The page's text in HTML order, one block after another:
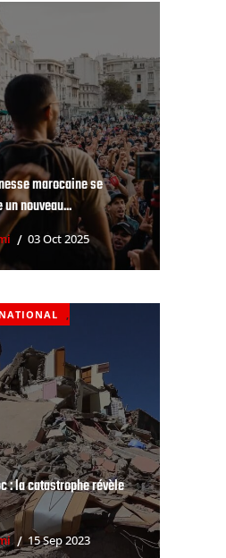
marocaine se
nouveau...
03 Oct 2025
,
: la catastrophe révèle
15 Sep 2023